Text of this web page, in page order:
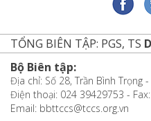
TỔNG BIÊN TẬP: PGS, TS
Bộ Biên tập:
Địa chỉ: Số 28, Trần Bình Trọng
Điện thoại: 024 39429753 -
Email: bbttccs@tccs.org.vn